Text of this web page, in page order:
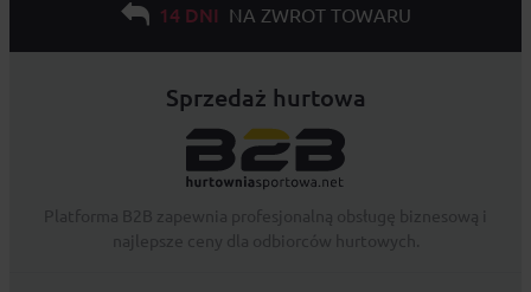
14 DNI NA ZWROT TOWARU
Sprzedaż hurtowa